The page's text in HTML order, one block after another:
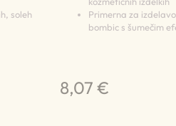
soleh
Primerna za
bombic s šumečim
8,07 €